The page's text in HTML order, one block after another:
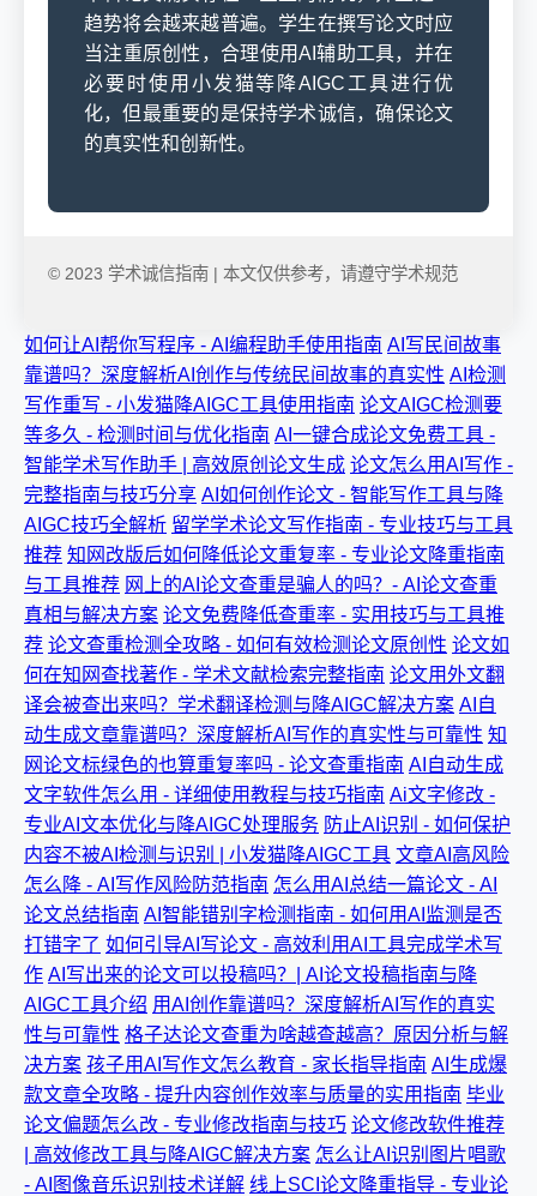
趋势将会越来越普遍。学生在撰写论文时应
当注重原创性，合理使用AI辅助工具，并在
必要时使用小发猫等降AIGC工具进行优
化，但最重要的是保持学术诚信，确保论文
的真实性和创新性。
© 2023 学术诚信指南 | 本文仅供参考，请遵守学术规范
如何让AI帮你写程序 - AI编程助手使用指南 AI写民间故事
靠谱吗？深度解析AI创作与传统民间故事的真实性 AI检测
写作重写 - 小发猫降AIGC工具使用指南 论文AIGC检测要
等多久 - 检测时间与优化指南 AI一键合成论文免费工具 -
智能学术写作助手 | 高效原创论文生成 论文怎么用AI写作 -
完整指南与技巧分享 AI如何创作论文 - 智能写作工具与降
AIGC技巧全解析 留学学术论文写作指南 - 专业技巧与工具
推荐 知网改版后如何降低论文重复率 - 专业论文降重指南
与工具推荐 网上的AI论文查重是骗人的吗？- AI论文查重
真相与解决方案 论文免费降低查重率 - 实用技巧与工具推
荐 论文查重检测全攻略 - 如何有效检测论文原创性 论文如
何在知网查找著作 - 学术文献检索完整指南 论文用外文翻
译会被查出来吗？学术翻译检测与降AIGC解决方案 AI自
动生成文章靠谱吗？深度解析AI写作的真实性与可靠性 知
网论文标绿色的也算重复率吗 - 论文查重指南 AI自动生成
文字软件怎么用 - 详细使用教程与技巧指南 Ai文字修改 -
专业AI文本优化与降AIGC处理服务 防止AI识别 - 如何保护
内容不被AI检测与识别 | 小发猫降AIGC工具 文章AI高风险
怎么降 - AI写作风险防范指南 怎么用AI总结一篇论文 - AI
论文总结指南 AI智能错别字检测指南 - 如何用AI监测是否
打错字了 如何引导AI写论文 - 高效利用AI工具完成学术写
作 AI写出来的论文可以投稿吗？| AI论文投稿指南与降
AIGC工具介绍 用AI创作靠谱吗？深度解析AI写作的真实
性与可靠性 格子达论文查重为啥越查越高？原因分析与解
决方案 孩子用AI写作文怎么教育 - 家长指导指南 AI生成爆
款文章全攻略 - 提升内容创作效率与质量的实用指南 毕业
论文偏题怎么改 - 专业修改指南与技巧 论文修改软件推荐
| 高效修改工具与降AIGC解决方案 怎么让AI识别图片唱歌
- AI图像音乐识别技术详解 线上SCI论文降重指导 - 专业论